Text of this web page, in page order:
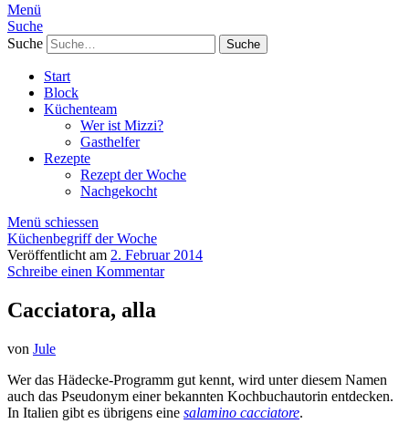
Menü
Suche
Suche
Start
Block
Küchenteam
Wer ist Mizzi?
Gasthelfer
Rezepte
Rezept der Woche
Nachgekocht
Menü schiessen
Küchenbegriff der Woche
Veröffentlicht am 2. Februar 2014
Schreibe einen Kommentar
Cacciatora, alla
von Jule
Wer das Hädecke-Programm gut kennt, wird unter diesem Namen
auch das Pseudonym einer bekannten Kochbuchautorin entdecken.
In Italien gibt es übrigens eine salamino cacciatore.